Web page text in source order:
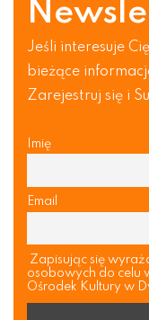
Jeśli interesuje
bieżące
Zarejestruj się i
Imię
Email
Zapisując się
osobowych do celu
Ośrodek Kultury w